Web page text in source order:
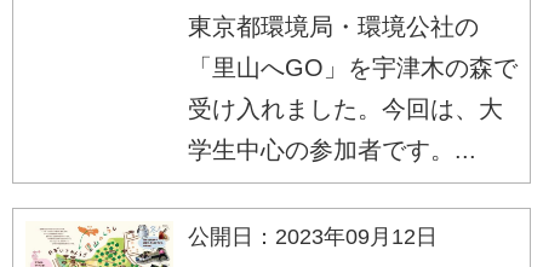
東京都環境局・環境公社の
「里山へGO」を宇津木の森で
受け入れました。今回は、大
学生中心の参加者です。...
公開日：2023年09月12日